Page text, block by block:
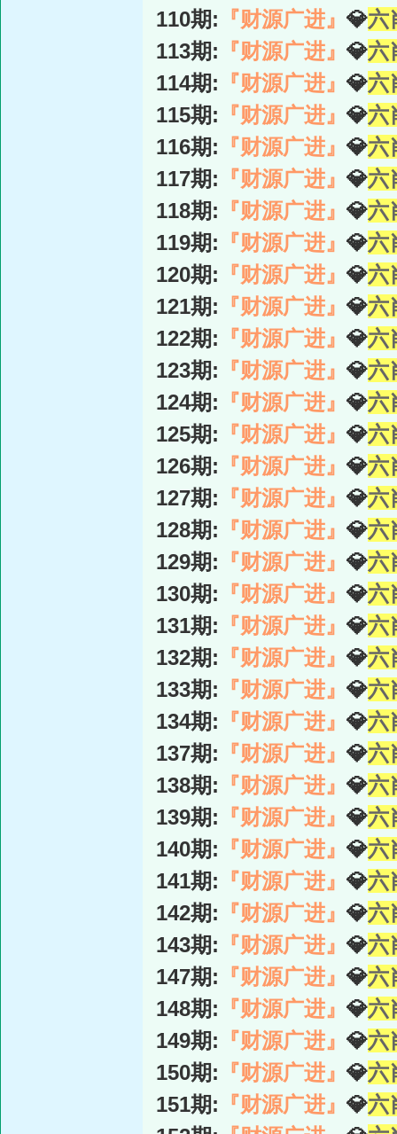
110期: 『财源广进』 💎六
113期: 『财源广进』 💎六
114期: 『财源广进』 💎六
115期: 『财源广进』 💎六
116期: 『财源广进』 💎六
117期: 『财源广进』 💎六
118期: 『财源广进』 💎六
119期: 『财源广进』 💎六
120期: 『财源广进』 💎六
121期: 『财源广进』 💎六
122期: 『财源广进』 💎六
123期: 『财源广进』 💎六
124期: 『财源广进』 💎六
125期: 『财源广进』 💎六
126期: 『财源广进』 💎六
127期: 『财源广进』 💎六
128期: 『财源广进』 💎六
129期: 『财源广进』 💎六
130期: 『财源广进』 💎六
131期: 『财源广进』 💎六
132期: 『财源广进』 💎六
133期: 『财源广进』 💎六
134期: 『财源广进』 💎六
137期: 『财源广进』 💎六
138期: 『财源广进』 💎六
139期: 『财源广进』 💎六
140期: 『财源广进』 💎六
141期: 『财源广进』 💎六
142期: 『财源广进』 💎六
143期: 『财源广进』 💎六
147期: 『财源广进』 💎六
148期: 『财源广进』 💎六
149期: 『财源广进』 💎六
150期: 『财源广进』 💎六
151期: 『财源广进』 💎六